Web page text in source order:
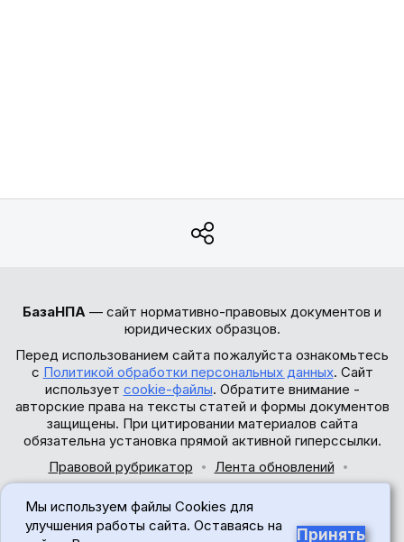
БазаНПА — сайт нормативно-правовых документов и
юридических образцов.
Перед использованием сайта пожалуйста ознакомьтесь
с Политикой обработки персональных данных. Сайт
использует cookie-файлы. Обратите внимание -
авторские права на тексты статей и формы документов
защищены. При цитировании материалов сайта
обязательна установка прямой активной гиперссылки.
Правовой рубрикатор
Лента обновлений
© 2017-2026
Мы используем файлы Cookies для
улучшения работы сайта. Оставаясь на
Принять